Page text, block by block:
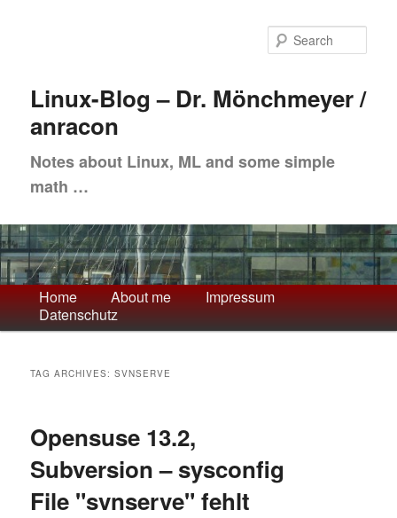
content
contentLinux-Blog – Dr. Mönchmeyer /
anracon
Notes about Linux, ML and some simple
math …
Main
menu
Home About me
Impressum
Datenschutz
TAG ARCHIVES:SVNSERVE
Opensuse 13.2,
Subversion – sysconfig
File "svnserve" fehlt